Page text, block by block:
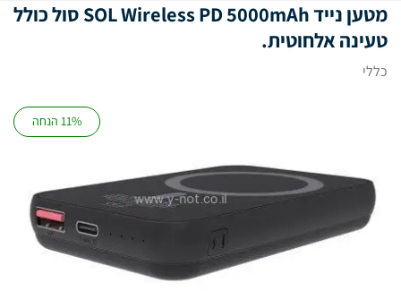
מטען נייד SOL Wireless PD 5000mAh סול כולל
טעינה אלחוטית.
כללי
11% הנחה